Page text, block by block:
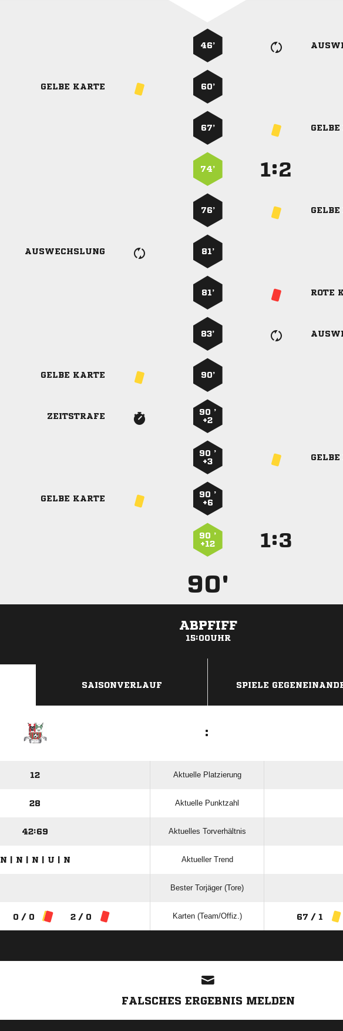
46’
GELBE KARTE 60’
67’
74’ :
76’
AUSWECHSLUNG 81’
81’ ROTE
83’
GELBE KARTE 90’
ZEITSTRAFE
90 ’
+2
90 ’
+3
GELBE KARTE
90 ’
+6
90 ’
+12
:
90'
ABPFIFF
15:00UHR
SAISONVERLAUF SPIELE
:
12 Aktuelle Platzierung
28 Aktuelle Punktzahl
42:69 Aktuelles Torverhältnis
N | N | N | U | N Aktueller Trend
Bester Torjäger (Tore)
0 / 0 2 / 0 Karten (Team/Offiz.) 67 / 1
FALSCHES ERGEBNIS MELDEN